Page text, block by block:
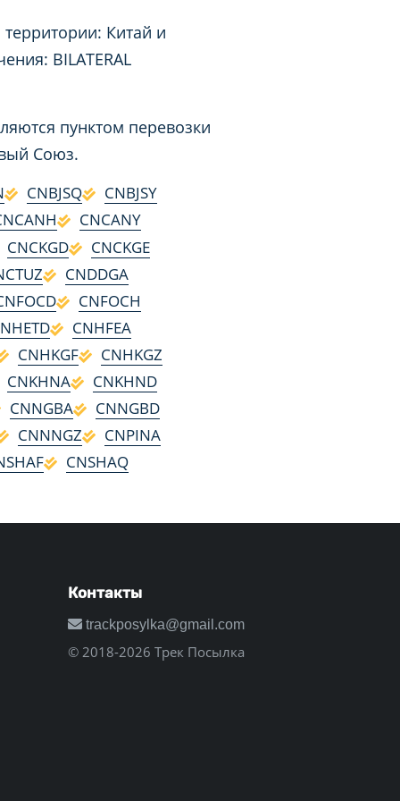
территории: Китай и
BILATERAL
пунктом перевозки
Союз.
CNBJSQ
CNBJSY
CNCANY
CNCKGD
CNCKGE
CNDDGA
CNFOCH
CNHFEA
CNHKGF
CNHKGZ
CNKHNA
CNKHND
CNNGBA
CNNGBD
CNNNGZ
CNPINA
CNSHAQ
Контакты
trackposylka@gmail.com
© 2018-2026 Трек Посылка